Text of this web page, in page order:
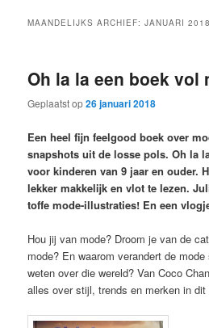
MAANDELIJKS ARCHIEF:JANUARI 2018
Oh la la een boek vol
Geplaatst op26 januari 2018
Een heel fijn feelgood boek over
snapshots uit de losse pols. Oh la
voor kinderen van 9 jaar en ouder.
lekker makkelijk en vlot te lezen.
toffe mode-illustraties! En een
Hou jij van mode? Droom je van de
mode? En waarom verandert de
weten over die wereld? Van Coco
alles over stijl, trends en merken in dit